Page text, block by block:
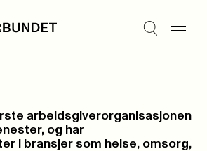
arbeidsgiverorganisasjonen
og har
i bransjer som helse, omsorg,